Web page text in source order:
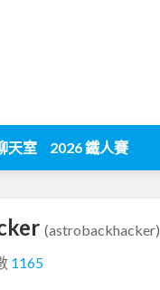
天室 2026 鐵人賽
(astrobackhacker)
1165